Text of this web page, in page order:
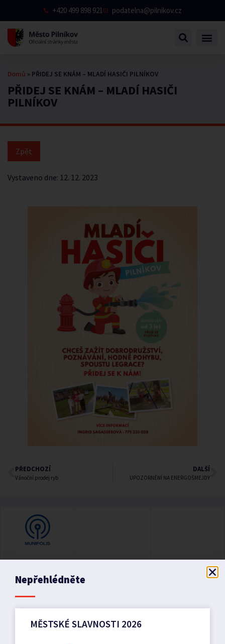
+420 499 898 921 podatelna@pilnikov.cz
PŘIDEJ SE KNÁM – MLADÍ HASIČI
PILNÍKOV
Domů » PŘIDEJ SE KNÁM – MLADÍ HASIČI PILNÍKOV
Vystaveno dne: 12. 12. 2023
PŘEDCHOZÍ
Vánoční prodej ryb
DALŠÍ
UPOZORNĚNÍ NA ENERGOŠMEJDY
Nepřehlédněte
MĚSTSKÉ SLAVNOSTI 2026